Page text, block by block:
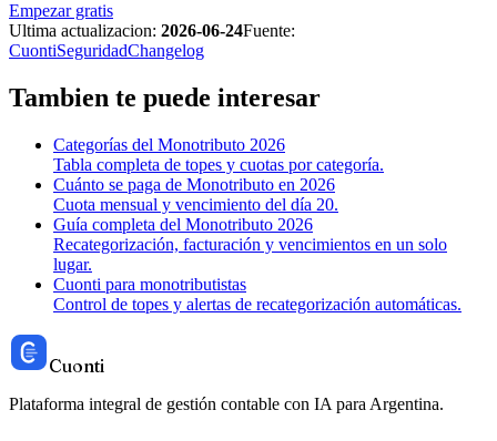
Empezar gratis
Ultima actualizacion: 2026-06-24Fuente:
CuontiSeguridadChangelog
Tambien te puede interesar
Categorías del Monotributo 2026
Tabla completa de topes y cuotas por categoría.
Cuánto se paga de Monotributo en 2026
Cuota mensual y vencimiento del día 20.
Guía completa del Monotributo 2026
Recategorización, facturación y vencimientos en un solo
lugar.
Cuonti para monotributistas
Control de topes y alertas de recategorización automáticas.
Cuonti
Plataforma integral de gestión contable con IA para Argentina.